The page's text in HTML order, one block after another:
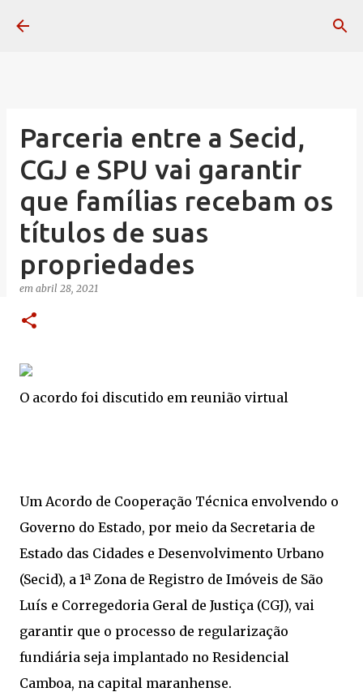
Parceria entre a Secid,
CGJ e SPU vai garantir
que famílias recebam os
títulos de suas
propriedades
em abril 28, 2021
O acordo foi discutido em reunião virtual
Um Acordo de Cooperação Técnica envolvendo o
Governo do Estado, por meio da Secretaria de
Estado das Cidades e Desenvolvimento Urbano
(Secid), a 1ª Zona de Registro de Imóveis de São
Luís e Corregedoria Geral de Justiça (CGJ), vai
garantir que o processo de regularização
fundiária seja implantado no Residencial
Camboa, na capital maranhense.